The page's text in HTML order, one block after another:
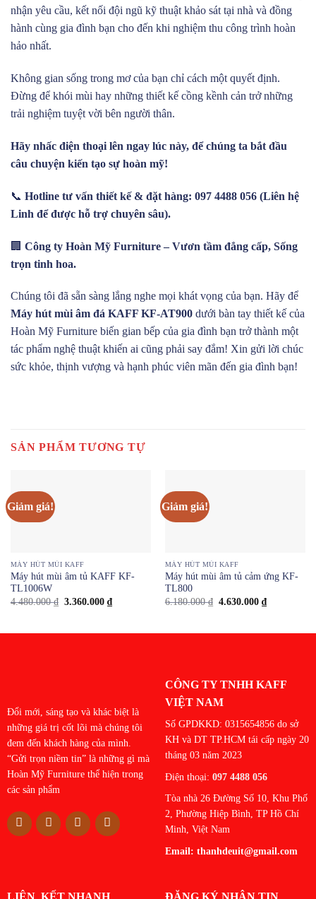
nhận yêu cầu, kết nối đội ngũ kỹ thuật khảo sát tại nhà và đồng
hành cùng gia đình bạn cho đến khi nghiệm thu công trình hoàn
hảo nhất.
Không gian sống trong mơ của bạn chỉ cách một quyết định.
Đừng để khói mùi hay những thiết kế cồng kềnh cản trở những
trải nghiệm tuyệt vời bên người thân.
Hãy nhấc điện thoại lên ngay lúc này, để chúng ta bắt đầu
câu chuyện kiến tạo sự hoàn mỹ!
📞 Hotline tư vấn thiết kế & đặt hàng: 097 4488 056 (Liên hệ
Linh để được hỗ trợ chuyên sâu).
🏢 Công ty Hoàn Mỹ Furniture – Vươn tầm đẳng cấp, Sống
trọn tinh hoa.
Chúng tôi đã sẵn sàng lắng nghe mọi khát vọng của bạn. Hãy để
Máy hút mùi âm đá KAFF KF-AT900 dưới bàn tay thiết kế của
Hoàn Mỹ Furniture biến gian bếp của gia đình bạn trở thành một
tác phẩm nghệ thuật khiến ai cũng phải say đắm! Xin gửi lời chúc
sức khỏe, thịnh vượng và hạnh phúc viên mãn đến gia đình bạn!
SẢN PHẨM TƯƠNG TỰ
Giảm giá!
MÁY HÚT MÙI KAFF
Máy hút mùi âm tủ KAFF KF-
TL1006W
4.480.000₫ Giá
3.360.000 ₫Giá
Giảm giá!
MÁY HÚT MÙI KAFF
Máy hút mùi âm tủ cảm ứng KF-
TL800
6.180.000₫ Giá
4.630.000 ₫Giá
Đổi mới, sáng tạo và khác biệt là
những giá trị cốt lõi mà chúng tôi
đem đến khách hàng của mình.
“Gửi trọn niềm tin” là những gì mà
Hoàn Mỹ Furniture thể hiện trong
các sản phẩm
CÔNG TY TNHH KAFF
VIỆT NAM
Số GPDKKD: 0315654856 do sở
KH và DT TP.HCM tái cấp ngày 20
tháng 03 năm 2023
Điện thoại: 097 4488 056
Tòa nhà 26 Đường Số 10, Khu Phố
2, Phường Hiệp Bình, TP Hồ Chí
Minh, Việt Nam
Email: thanhdeuit@gmail.com
LIÊN KẾT NHANH ĐĂNG KÝ NHẬN TIN